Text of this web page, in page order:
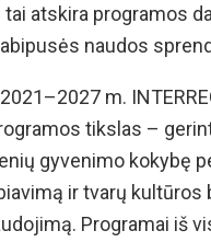
atskira programos
naudos
m.
tikslas –
gyvenimo kokybę
ir tvarų kultūros
Programai iš